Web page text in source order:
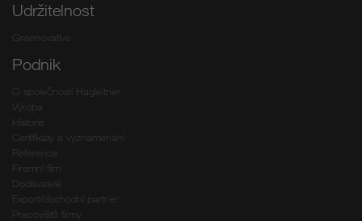
Udržitelnost
Greenovative
Podnik
O společnosti Hagleitner
Výroba
Historie
Certifikáty a vyznamenání
Reference
Firemní film
Dodavatelé
Export/obchodní partner
Pracoviště firmy